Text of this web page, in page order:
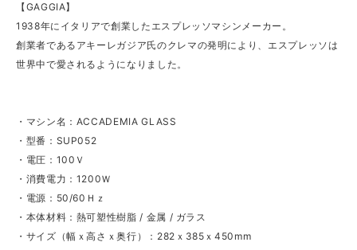
【GAGGIA】
1938年にイタリアで創業したエスプレッソマシンメーカー。
創業者であるアキーレガジア氏のクレマの発明により、エスプレッソは
世界中で愛されるようになりました。
・マシン名：ACCADEMIA GLASS
・型番：SUP052
・電圧：100Ｖ
・消費電力：1200Ｗ
・電源：50/60Ｈｚ
・本体材料：熱可塑性樹脂 / 金属 / ガラス
・サイズ（幅ｘ高さｘ奥行）：282ｘ385ｘ450mm